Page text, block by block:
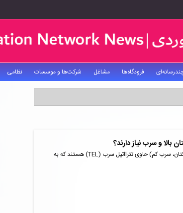
فرودگاه‌ها مشاغل شرکت‌ها و موسسات نظامی
بالا و سرب نیاز دارند؟
بنزین‌های هوایی رایج مانند 100LL (۱۰۰ اکتان، سرب کم) حاوی تترااتیل سرب (TEL) هستند که به